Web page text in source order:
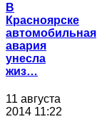
В
Красноярске
автомобильная
авария
унесла
жиз…
11 августа
2014 11:22